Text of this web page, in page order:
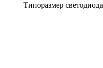
Типоразмер светодиода